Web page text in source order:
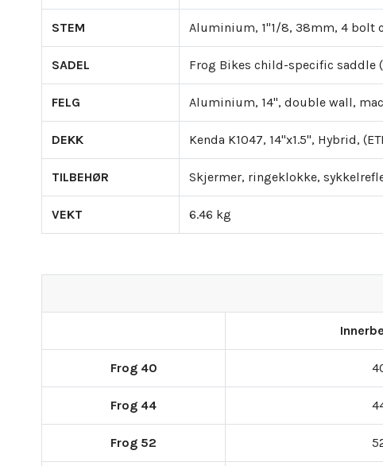
STEM Aluminium, 1"1/8, 38mm, 4 bolt
SADEL Frog Bikes child-specific saddle
FELG Aluminium, 14", double wall,
DEKK Kenda K1047, 14"x1.5", Hybrid,
TILBEHØR Skjermer, ringeklokke,
VEKT 6.46 kg
Frog 40
Frog 44
Frog 52